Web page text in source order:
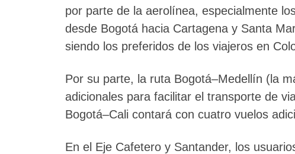
por parte de la aerolínea, especialmente
desde Bogotá hacia Cartagena y Santa
siendo los preferidos de los viajeros en
Por su parte, la ruta Bogotá–Medellín (la
adicionales para facilitar el transporte de
Bogotá–Cali contará con cuatro vuelos
En el Eje Cafetero y Santander, los